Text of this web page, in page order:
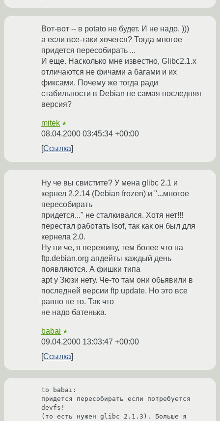
Вот-вот -- в potato не будет. И не надо. )))
а если все-таки хочется? Тогда многое
придется пересобирать ...
И еще. Насколько мне известно, Glibc2.1.x
отличаются не фичами а багами и их
фиксами. Почему же тогда ради
стабильности в Debian не самая последняя
версия?
mitek ★
08.04.2000 03:45:34 +00:00
Ссылка
Ну че вы свистите? У мена glibc 2.1 и
кернел 2.2.14 (Debian frozen) и "...многое
пересобирать
придется..." не сталкивался. Хотя нет!!!
перестал работать lsof, так как он был для
кернела 2.0.
Ну ни че, я переживу, тем более что на
ftp.debian.org апдейты каждый день
появляются. А фишки типа
apt у Зюзи нету. Че-то там они обьявили в
последней версии ftp update. Но это все
равно не то. Так что
не надо батенька.
babai ★
09.04.2000 13:03:47 +00:00
Ссылка
to babai:
придется пересобирать если потребуется
devfs!
(то есть нужен glibc 2.1.3). Больше я